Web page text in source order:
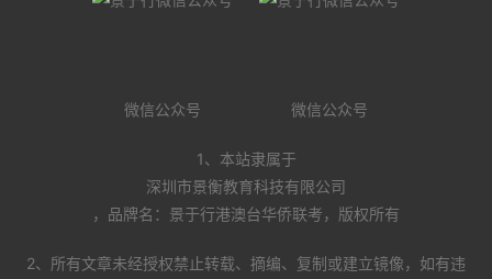
微信公众号 微信公众号
1、本站隶属于
深圳市景衡教育科技有限公司
，品牌名：景于行港澳台华侨联考，版权所有
2、所有文章未经授权禁止转载、摘编、复制或建立镜像，如有违